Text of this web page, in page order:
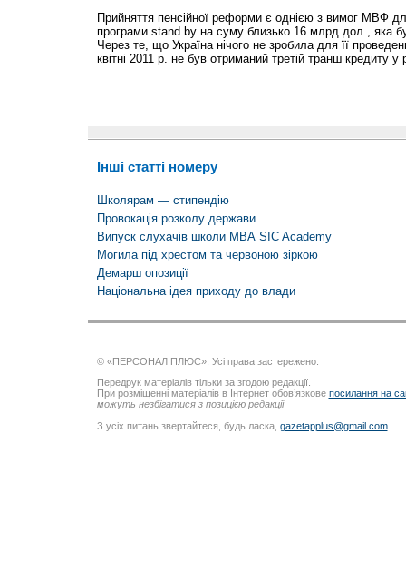
Прийняття пенсійної реформи є однією з вимог МВФ
програми stand by на суму близько 16 млрд дол., яка
Через те, що Україна нічого не зробила для її
квітні 2011 р. не був отриманий третій транш кредиту
Інші статті номеру
Школярам — стипендію
Провокація розколу держави
Випуск слухачів школи МВА SIC Academy
Могила під хрестом та червоною зіркою
Демарш опозиції
Національна ідея приходу до влади
© «ПЕРСОНАЛ ПЛЮС». Усі права застережено.
Передрук матеріалів тільки за згодою редакції.
При розміщенні матеріалів в Інтернет обов’язкове посилання на
можуть незбігатися з позицією редакції
З усіх питань звертайтеся, будь ласка, gazetapplus@gmail.com